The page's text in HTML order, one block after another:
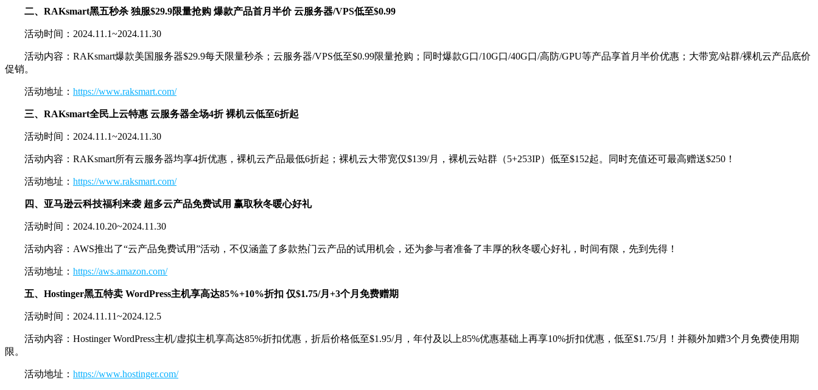
二、RAKsmart黑五秒杀 独服$29.9限量抢购 爆款产品首月半价 云服务器/VPS低至$0.99
活动时间：2024.11.1~2024.11.30
活动内容：RAKsmart爆款美国服务器$29.9每天限量秒杀；云服务器/VPS低至$0.99限量抢购；同时爆款G口/10G口/40G口/高防/GPU等产品享首月半价优惠；大带宽/站群/裸机云产品底价
促销。
活动地址： https://www.raksmart.com/
三、RAKsmart全民上云特惠 云服务器全场4折 裸机云低至6折起
活动时间：2024.11.1~2024.11.30
活动内容：RAKsmart所有云服务器均享4折优惠，裸机云产品最低6折起；裸机云大带宽仅$139/月，裸机云站群（5+253IP）低至$152起。同时充值还可最高赠送$250！
活动地址： https://www.raksmart.com/
四、亚马逊云科技福利来袭 超多云产品免费试用 赢取秋冬暖心好礼
活动时间：2024.10.20~2024.11.30
活动内容：AWS推出了“云产品免费试用”活动，不仅涵盖了多款热门云产品的试用机会，还为参与者准备了丰厚的秋冬暖心好礼，时间有限，先到先得！
活动地址： https://aws.amazon.com/
五、Hostinger黑五特卖 WordPress主机享高达85%+10%折扣 仅$1.75/月+3个月免费赠期
活动时间：2024.11.11~2024.12.5
活动内容：Hostinger WordPress主机/虚拟主机享高达85%折扣优惠，折后价格低至$1.95/月，年付及以上85%优惠基础上再享10%折扣优惠，低至$1.75/月！并额外加赠3个月免费使用期
限。
活动地址： https://www.hostinger.com/